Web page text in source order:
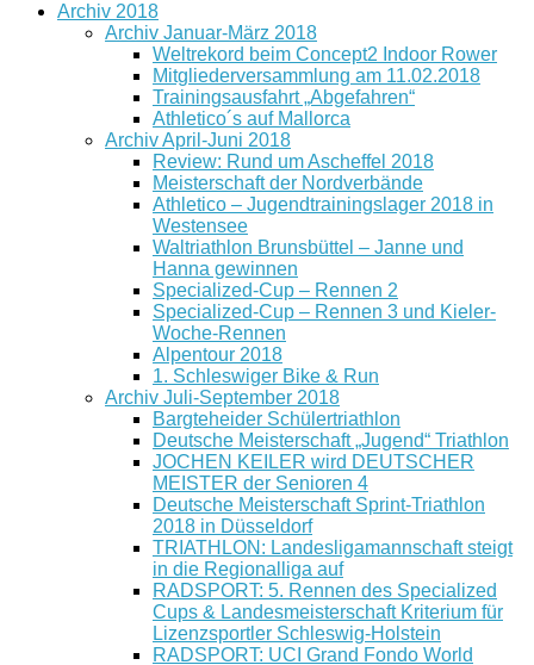
Archiv 2018
Archiv Januar-März 2018
Weltrekord beim Concept2 Indoor Rower
Mitgliederversammlung am 11.02.2018
Trainingsausfahrt „Abgefahren“
Athletico´s auf Mallorca
Archiv April-Juni 2018
Review: Rund um Ascheffel 2018
Meisterschaft der Nordverbände
Athletico – Jugendtrainingslager 2018 in
Westensee
Waltriathlon Brunsbüttel – Janne und
Hanna gewinnen
Specialized-Cup – Rennen 2
Specialized-Cup – Rennen 3 und Kieler-
Woche-Rennen
Alpentour 2018
1. Schleswiger Bike & Run
Archiv Juli-September 2018
Bargteheider Schülertriathlon
Deutsche Meisterschaft „Jugend“ Triathlon
JOCHEN KEILER wird DEUTSCHER
MEISTER der Senioren 4
Deutsche Meisterschaft Sprint-Triathlon
2018 in Düsseldorf
TRIATHLON: Landesligamannschaft steigt
in die Regionalliga auf
RADSPORT: 5. Rennen des Specialized
Cups & Landesmeisterschaft Kriterium für
Lizenzsportler Schleswig-Holstein
RADSPORT: UCI Grand Fondo World